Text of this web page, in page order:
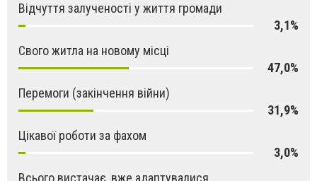
Відчуття залученості у життя громади
3,1%
Свого житла на новому місці
47,0%
Перемоги (закінчення війни)
31,9%
Цікавої роботи за фахом
3,0%
Всього вистачає, вже адаптувалися